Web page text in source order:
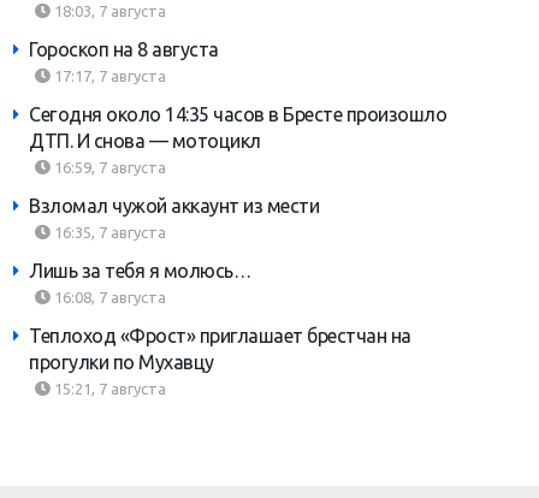
18:03, 7 августа
Гороскоп на 8 августа
17:17, 7 августа
Сегодня около 14:35 часов в Бресте произошло
ДТП. И снова — мотоцикл
16:59, 7 августа
Взломал чужой аккаунт из мести
16:35, 7 августа
Лишь за тебя я молюсь…
16:08, 7 августа
Теплоход «Фрост» приглашает брестчан на
прогулки по Мухавцу
15:21, 7 августа